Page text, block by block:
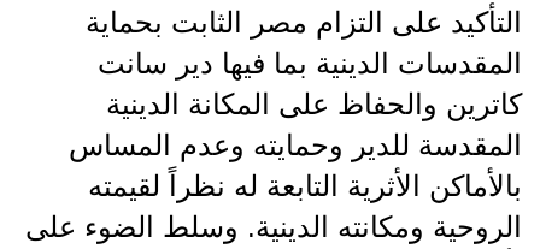
التأكيد على التزام مصر الثابت بحماية
المقدسات الدينية بما فيها دير سانت
كاترين والحفاظ على المكانة الدينية
المقدسة للدير وحمايته وعدم المساس
بالأماكن الأثرية التابعة له نظراً لقيمته
الروحية ومكانته الدينية. وسلط الضوء على